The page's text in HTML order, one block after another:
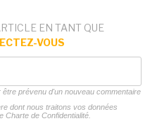
EN TANT QUE
VOUS
prévenu d'un nouveau commentaire
dont nous traitons vos données
Charte de Confidentialité.